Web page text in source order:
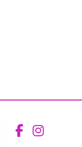
Aceder